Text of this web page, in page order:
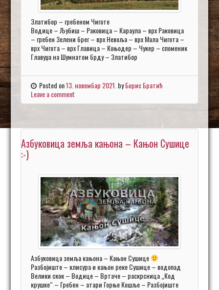
Златибор – гребеном Чиготе
Водице – Љубиш – Раковица – Караула – врх Раковица
– гребен Зелени брег – врх Невоља – врх Мала Чигота –
врх Чигота – врх Главица – Коњодер – Чукер – споменик
Главуџа на Шумнатом брду – Златибор
Posted on13. новембар 2021. byБорис Братић
Leave a comment
Азбуковица земља кањона – Кањон Сушице
:-)
Азбуковица земља кањона – Кањон Сушице
Разбојиште – клисура и кањон реке Сушице – водопад
Велики скок – Водице – Вртаче – раскрсница „Код
крушке“ – Гребен – атари Горње Кошље – Разбојиште